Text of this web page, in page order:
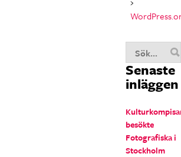
Senaste
inläggen
besökte
Fotografiska i
Stockholm